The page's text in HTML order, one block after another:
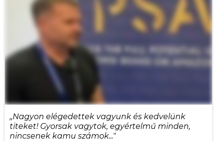
,,Nagyon elégedettek vagyunk és kedvelünk
titeket! Gyorsak vagytok, egyértelmű minden,
nincsenek kamu számok..."